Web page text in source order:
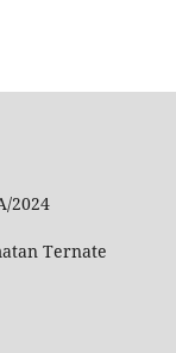
2024
Ternate